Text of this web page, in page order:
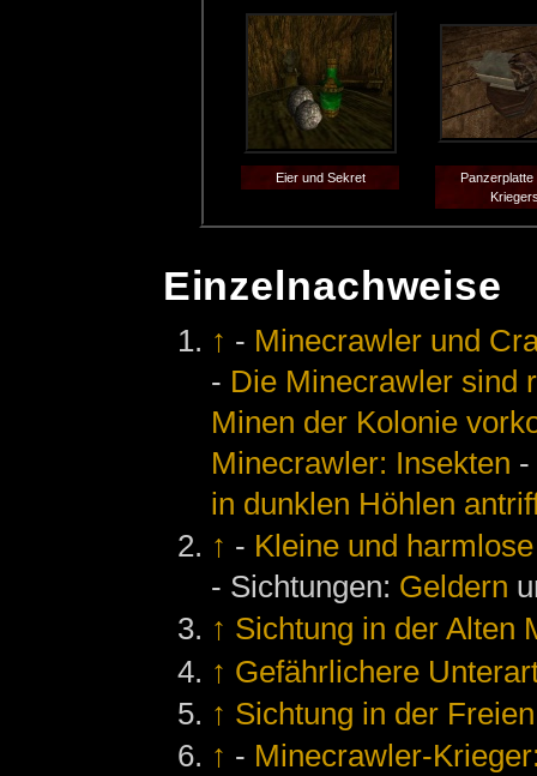
Eier und Sekret
Panzerplatte
Einzelnachweise
↑ - Minecrawler und
- Die Minecrawler sind
Minen der Kolonie
Minecrawler: Insekten
in dunklen Höhlen
↑ - Kleine und
- Sichtungen: Geldern
↑ Sichtung in der Alten
↑ Gefährlichere
↑ Sichtung in der
↑ - Minecrawler-